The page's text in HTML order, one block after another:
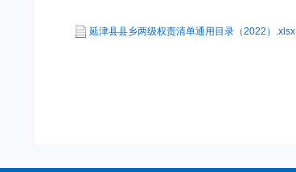
延津县县乡两级权责清单通用目录（2022）.xlsx